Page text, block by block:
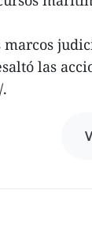
las